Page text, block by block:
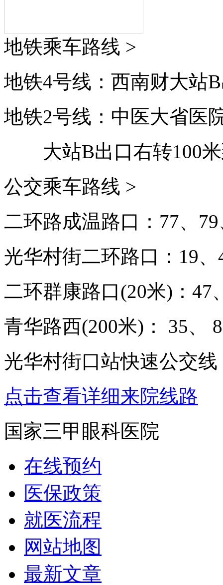
地铁乘车路线 >
地铁4号线：西南财大站
地铁2号线：中医大省医
大站B出口右转100
公交乘车路线 >
二环路成温路口：77、
光华村街二环路口：19、
二环群康路口(20米)：47
青华路西(200米)： 35、
光华村街口站快速公交线
点击查看详细来院线路
国家三甲眼科医院
在线预约
医保政策
就医流程
网站地图
最新文章